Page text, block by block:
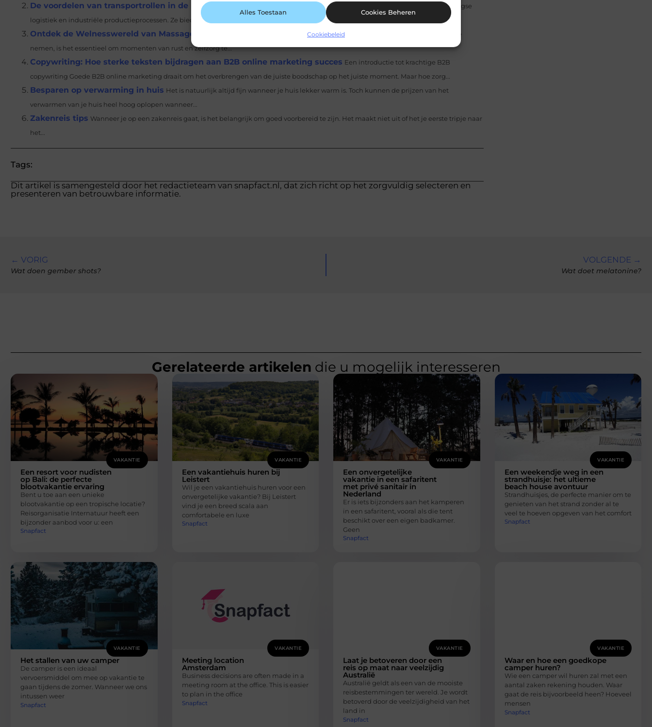
Alles Toestaan Cookies Beheren
Cookiebeleid
De voordelen van transportrollen in de moderne industrie
Transportrollen zijn een cruciaal component in de hedendaagse
logistiek en industriële productieprocessen. Ze bieden een eenvoudige, doch uiterst efficiënte manier om goederen en materialen te...
Ontdek de Welnesswereld van Massage Ede
In de drukke wereld van vandaag, waar stress en hectiek de overhand lijken te
nemen, is het essentieel om momenten van rust en zelfzorg te...
Copywriting: Hoe sterke teksten bijdragen aan B2B online marketing succes Een introductie tot krachtige B2B
copywriting Goede B2B online marketing draait om het overbrengen van de juiste boodschap op het juiste moment. Maar hoe zorg...
Besparen op verwarming in huis Het is natuurlijk altijd fijn wanneer je huis lekker warm is. Toch kunnen de prijzen van het
verwarmen van je huis heel hoog oplopen wanneer...
Zakenreis tips Wanneer je op een zakenreis gaat, is het belangrijk om goed voorbereid te zijn. Het maakt niet uit of het je eerste tripje naar
het...
Tags:
Dit artikel is samengesteld door het redactieteam van snapfact.nl, dat zich richt op het zorgvuldig selecteren en
presenteren van betrouwbare informatie.
← VORIG
Wat doen gember shots?
VOLGENDE →
Wat doet melatonine?
Gerelateerde artikelen die u mogelijk interesseren
VAKANTIE
Een resort voor nudisten
op Bali: de perfecte
blootvakantie ervaring
Bent u toe aan een unieke
blootvakantie op een tropische locatie?
Reisorganisatie Internatuur heeft een
bijzonder aanbod voor u: een
Snapfact
VAKANTIE
Een vakantiehuis huren bij
Leistert
Wil je een vakantiehuis huren voor een
onvergetelijke vakantie? Bij Leistert
vind je een breed scala aan
comfortabele en luxe
Snapfact
VAKANTIE
Een onvergetelijke
vakantie in een safaritent
met privé sanitair in
Nederland
Er is iets bijzonders aan het kamperen
in een safaritent, vooral als die tent
beschikt over een eigen badkamer.
Geen
Snapfact
VAKANTIE
Een weekendje weg in een
strandhuisje: het ultieme
beach house avontuur
Strandhuisjes, de perfecte manier om te
genieten van het strand zonder al te
veel te hoeven opgeven van het comfort
Snapfact
VAKANTIE
Het stallen van uw camper
De camper is een ideaal
vervoersmiddel om mee op vakantie te
gaan tijdens de zomer. Wanneer we ons
intussen weer
Snapfact
VAKANTIE
Meeting location
Amsterdam
Business decisions are often made in a
meeting room at the office. This is easier
to plan in the office
Snapfact
VAKANTIE
Laat je betoveren door een
reis op maat naar veelzijdig
Australië
Australië geldt als een van de mooiste
reisbestemmingen ter wereld. Je wordt
betoverd door de veelzijdigheid van het
land in
Snapfact
VAKANTIE
Waar en hoe een goedkope
camper huren?
Wie een camper wil huren zal met een
aantal zaken rekening houden. Waar
gaat de reis bijvoorbeeld heen? Hoeveel
mensen
Snapfact